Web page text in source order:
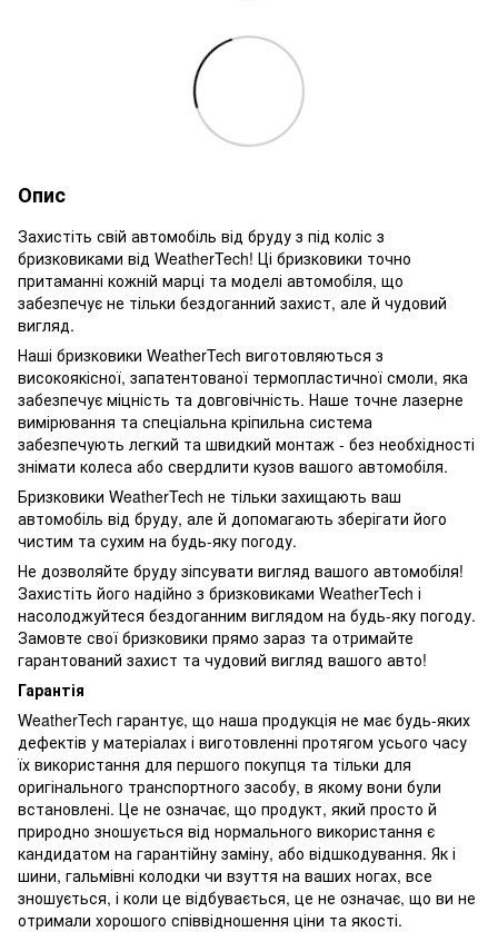
Опис
Захистіть свій автомобіль від бруду з під коліс з
бризковиками від WeatherTech! Ці бризковики точно
притаманні кожній марці та моделі автомобіля, що
забезпечує не тільки бездоганний захист, але й чудовий
вигляд.
Наші бризковики WeatherTech виготовляються з
високоякісної, запатентованої термопластичної смоли, яка
забезпечує міцність та довговічність. Наше точне лазерне
вимірювання та спеціальна кріпильна система
забезпечують легкий та швидкий монтаж - без необхідності
знімати колеса або свердлити кузов вашого автомобіля.
Бризковики WeatherTech не тільки захищають ваш
автомобіль від бруду, але й допомагають зберігати його
чистим та сухим на будь-яку погоду.
Не дозволяйте бруду зіпсувати вигляд вашого автомобіля!
Захистіть його надійно з бризковиками WeatherTech і
насолоджуйтеся бездоганним виглядом на будь-яку погоду.
Замовте свої бризковики прямо зараз та отримайте
гарантований захист та чудовий вигляд вашого авто!
Гарантія
WeatherTech гарантує, що наша продукція не має будь-яких
дефектів у матеріалах і виготовленні протягом усього часу
їх використання для першого покупця та тільки для
оригінального транспортного засобу, в якому вони були
встановлені. Це не означає, що продукт, який просто й
природно зношується від нормального використання є
кандидатом на гарантійну заміну, або відшкодування. Як і
шини, гальмівні колодки чи взуття на ваших ногах, все
зношується, і коли це відбувається, це не означає, що ви не
отримали хорошого співвідношення ціни та якості.